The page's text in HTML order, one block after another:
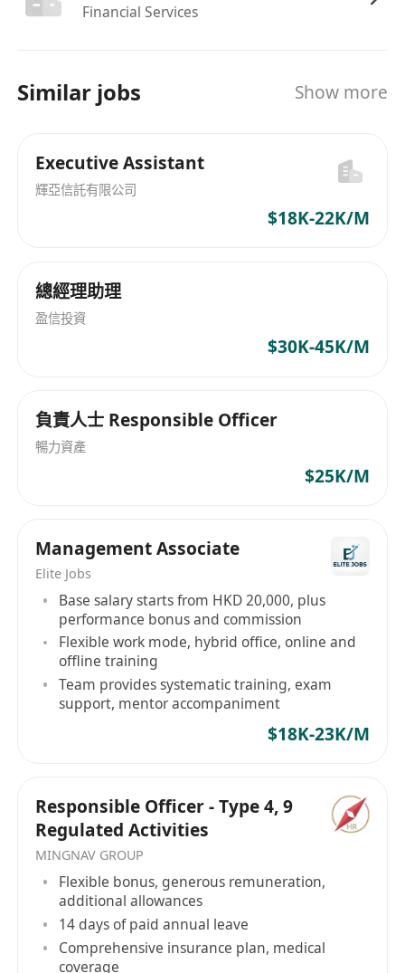
Financial Services
Similar jobs Show more
Executive Assistant
輝亞信託有限公司
$18K-22K/M
總經理助理
盈信投資
$30K-45K/M
負責人士 Responsible Officer
暢力資產
$25K/M
Management Associate
Elite Jobs
Base salary starts from HKD 20,000, plus
performance bonus and commission
Flexible work mode, hybrid office, online and
offline training
Team provides systematic training, exam
support, mentor accompaniment
$18K-23K/M
Responsible Officer - Type 4, 9
Regulated Activities
MINGNAV GROUP
Flexible bonus, generous remuneration,
additional allowances
14 days of paid annual leave
Comprehensive insurance plan, medical
coverage